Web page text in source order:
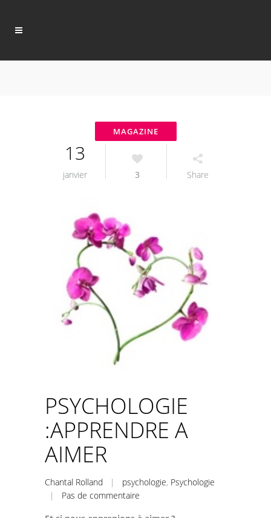
13
janvier 3 Share
PSYCHOLOGIE
:APPRENDRE A
AIMER
Chantal Rolland | psychologie, Psychologie
| Pas de commentaire